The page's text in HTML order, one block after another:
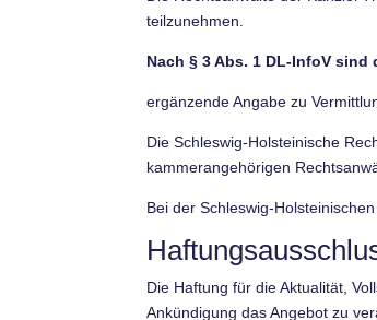
teilzunehmen.
Nach § 3 Abs. 1 DL-InfoV
ergänzende Angabe zu
Die Schleswig-Holsteinische
kammerangehörigen
Bei der Schleswig-
Die Haftung für die Aktualität,
Ankündigung das Angebot zu